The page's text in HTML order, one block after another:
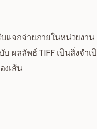
แจกจ่ายภายในหน่วยงา
ลลัพธ์ TIFF เป็นสิ่งจำเ
งเส้น